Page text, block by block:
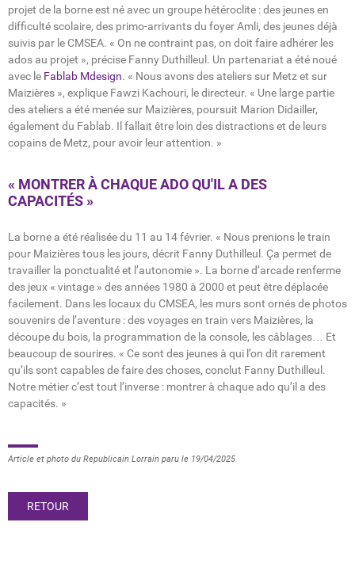
projet de la borne est né avec un groupe hétéroclite : des jeunes en
difficulté scolaire, des primo-arrivants du foyer Amli, des jeunes déjà
suivis par le CMSEA. « On ne contraint pas, on doit faire adhérer les
ados au projet », précise Fanny Duthilleul. Un partenariat a été noué
avec le Fablab Mdesign. « Nous avons des ateliers sur Metz et sur
Maizières », explique Fawzi Kachouri, le directeur. « Une large partie
des ateliers a été menée sur Maizières, poursuit Marion Didailler,
également du Fablab. Il fallait être loin des distractions et de leurs
copains de Metz, pour avoir leur attention. »
« MONTRER À CHAQUE ADO QU'IL A DES
CAPACITÉS »
La borne a été réalisée du 11 au 14 février. « Nous prenions le train
pour Maizières tous les jours, décrit Fanny Duthilleul. Ça permet de
travailler la ponctualité et l’autonomie ». La borne d’arcade renferme
des jeux « vintage » des années 1980 à 2000 et peut être déplacée
facilement. Dans les locaux du CMSEA, les murs sont ornés de photos
souvenirs de l’aventure : des voyages en train vers Maizières, la
découpe du bois, la programmation de la console, les câblages… Et
beaucoup de sourires. « Ce sont des jeunes à qui l’on dit rarement
qu’ils sont capables de faire des choses, conclut Fanny Duthilleul.
Notre métier c’est tout l’inverse : montrer à chaque ado qu’il a des
capacités. »
Article et photo du Republicain Lorrain paru le 19/04/2025
RETOUR